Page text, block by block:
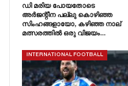
ഡി മരിയ പോയതോടെ
അർജന്റീന പല്ലു കൊഴിഞ്ഞ
സിംഹങ്ങളായോ, കഴിഞ്ഞ നാല്
മത്സരത്തിൽ ഒരു വിജയം…
INTERNATIONAL FOOTBALL